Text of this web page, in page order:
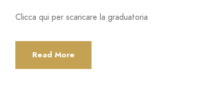
Clicca qui per scaricare la graduatoria
Read More